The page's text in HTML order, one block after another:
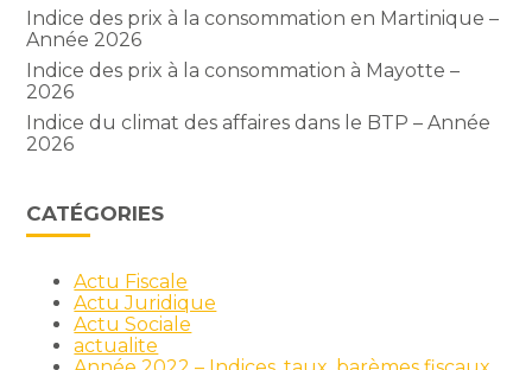
Indice des prix à la consommation en Martinique –
Année 2026
Indice des prix à la consommation à Mayotte –
2026
Indice du climat des affaires dans le BTP – Année
2026
CATÉGORIES
Actu Fiscale
Actu Juridique
Actu Sociale
actualite